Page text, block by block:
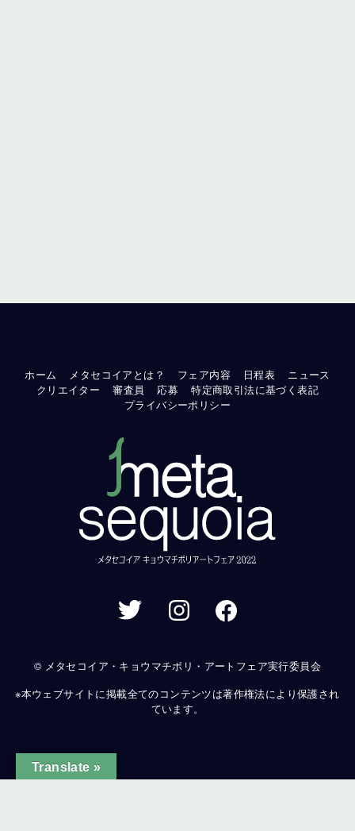
ホーム メタセコイアとは？ フェア内容 日程表
ニュース
クリエイター
審査員 応募
特定商取引法に基づく表記
プライバシーポリシー
© メタセコイア・キョウマチボリ・アートフェア実行委員会
※本ウェブサイトに掲載全てのコンテンツは著作権法により保護され
ています。
Translate »